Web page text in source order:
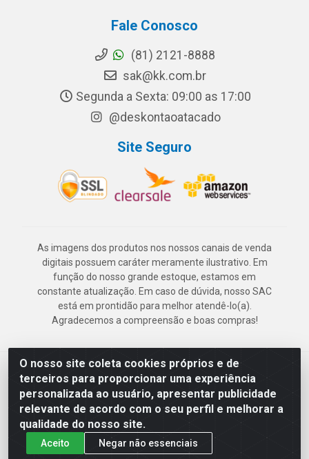
O nosso site coleta cookies próprios e de
terceiros para proporcionar uma experiência
personalizada ao usuário, apresentar publicidade
relevante de acordo com o seu perfil e melhorar a
qualidade do nosso site.
Aceito Negar não essenciais
Fale Conosco
(81) 2121-8888
sak@kk.com.br
Segunda a Sexta: 09:00 as 17:00
@deskontaoatacado
Site Seguro
As imagens dos produtos nos nossos canais de venda
digitais possuem caráter meramente ilustrativo. Em
função do nosso grande estoque, estamos em
constante atualização. Em caso de dúvida, nosso SAC
está em prontidão para melhor atendê-lo(a).
Agradecemos a compreensão e boas compras!
Deskontão Atacado - Av. Marechal Mascarenhas de Morais, 2471 -
Imbiribeira - Recife/PE - CEP 51.150-001 - CNPJ 24.150.377/0003-
57